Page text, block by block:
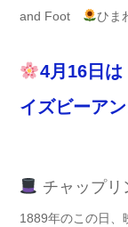
and Foot
ひま
4月16日は
イズビーアン
チャップリ
1889年のこの日、